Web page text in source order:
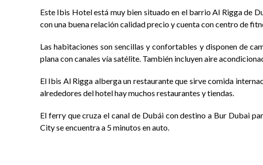
Este Ibis Hotel está muy bien situado en el barrio Al Rigga de
con una buena relación calidad precio y cuenta con centro de
Las habitaciones son sencillas y confortables y disponen de
plana con canales vía satélite. También incluyen aire
El Ibis Al Rigga alberga un restaurante que sirve comida
alrededores del hotel hay muchos restaurantes y tiendas.
El ferry que cruza el canal de Dubái con destino a Bur Dubai
City se encuentra a 5 minutos en auto.